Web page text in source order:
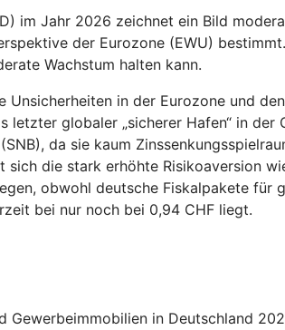
im Jahr 2026 zeichnet ein Bild
der Eurozone (EWU)
Wachstum halten kann.
Unsicherheiten in der Eurozone und
letzter globaler „sicherer Hafen“ in
da sie kaum
sich die stark erhöhte Risikoaversion
obwohl deutsche Fiskalpakete
bei nur noch bei 0,94 CHF liegt.
Gewerbeimmobilien in Deutschland